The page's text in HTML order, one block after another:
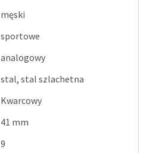
męski
sportowe
analogowy
stal, stal szlachetna
Kwarcowy
41 mm
9